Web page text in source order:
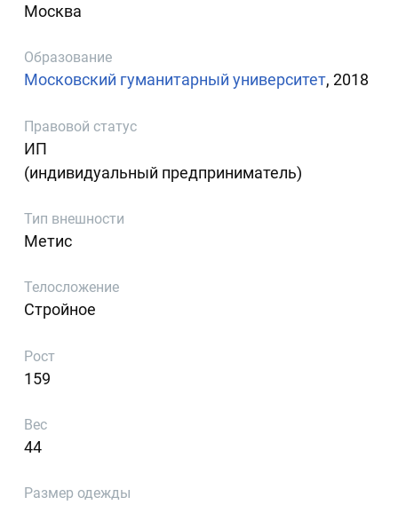
Москва
Образование
Московский гуманитарный университет, 2018
Правовой статус
ИП
(индивидуальный предприниматель)
Тип внешности
Метис
Телосложение
Стройное
Рост
159
Вес
44
Размер одежды